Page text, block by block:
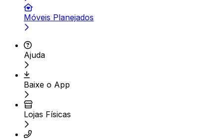
Móveis Planejados
Ajuda
Baixe o App
Lojas Físicas